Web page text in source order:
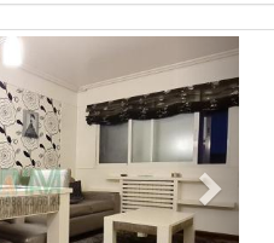
Next